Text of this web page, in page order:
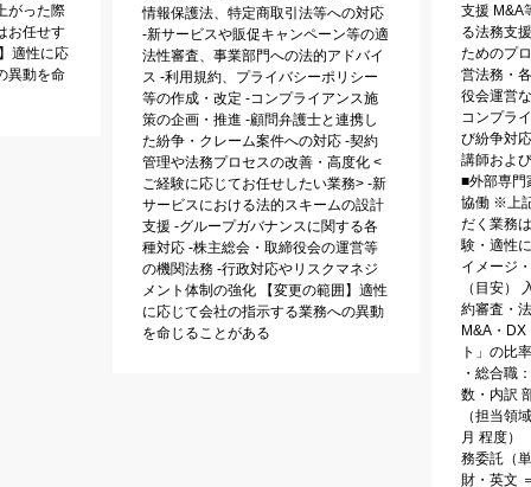
がった際
お任せす
適性に応
異動を命
情報保護法、特定商取引法等への対応
‐新サービスや販促キャンペーン等の適
法性審査、事業部門への法的アドバイ
ス ‐利用規約、プライバシーポリシー
等の作成・改定 ‐コンプライアンス施
策の企画・推進 ‐顧問弁護士と連携し
た紛争・クレーム案件への対応 ‐契約
管理や法務プロセスの改善・高度化 <
ご経験に応じてお任せしたい業務> ‐新
サービスにおける法的スキームの設計
支援 ‐グループガバナンスに関する各
種対応 ‐株主総会・取締役会の運営等
の機関法務 ‐行政対応やリスクマネジ
メント体制の強化 【変更の範囲】適性
に応じて会社の指示する業務への異動
を命じることがある
支援 M&A
る法務支
ためのプ
営法務・
役会運営
コンプラ
び紛争対
講師およ
■外部専門
協働 ※上
だく業務
験・適性
イメージ
（目安）
約審査・
M&A・DX
ト」の比
・総合職
数・内訳
（担当領
月 程度）
務委託（
財・英文